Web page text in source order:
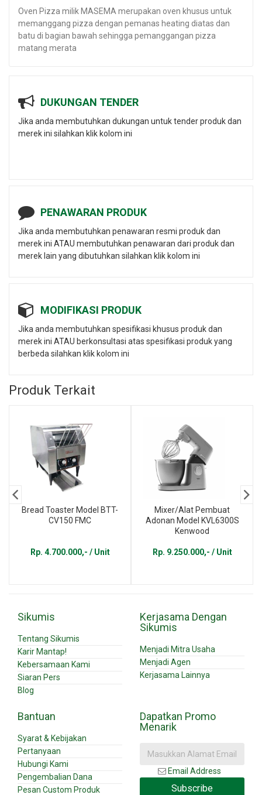
Oven Pizza milik MASEMA merupakan oven khusus untuk
memanggang pizza dengan pemanas heating diatas dan
batu di bagian bawah sehingga pemanggangan pizza
matang merata
DUKUNGAN TENDER
Jika anda membutuhkan dukungan untuk tender produk dan
merek ini silahkan klik kolom ini
PENAWARAN PRODUK
Jika anda membutuhkan penawaran resmi produk dan
merek ini ATAU membutuhkan penawaran dari produk dan
merek lain yang dibutuhkan silahkan klik kolom ini
MODIFIKASI PRODUK
Jika anda membutuhkan spesifikasi khusus produk dan
merek ini ATAU berkonsultasi atas spesifikasi produk yang
berbeda silahkan klik kolom ini
Produk Terkait
Bread Toaster Model BTT-
CV150 FMC
Rp. 4.700.000,- / Unit
Mixer/Alat Pembuat
Adonan Model KVL6300S
Kenwood
Rp. 9.250.000,- / Unit
Sikumis
Tentang Sikumis
Karir Mantap!
Kebersamaan Kami
Siaran Pers
Blog
Kerjasama Dengan
Sikumis
Menjadi Mitra Usaha
Menjadi Agen
Kerjasama Lainnya
Bantuan
Syarat & Kebijakan
Pertanyaan
Hubungi Kami
Pengembalian Dana
Pesan Custom Produk
Dapatkan Promo
Menarik
Email Address
Subscribe